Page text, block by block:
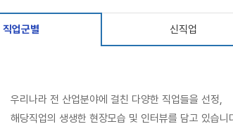
직업군별 신직업
우리나라 전 산업분야에 걸친 다양한 직업들을 선정,
해당직업의 생생한 현장모습 및 인터뷰를 담고 있습니